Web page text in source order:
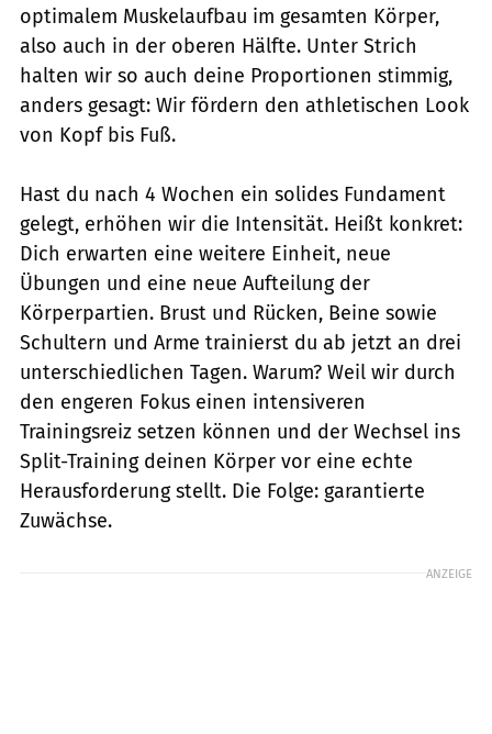
optimalem Muskelaufbau im gesamten Körper,
also auch in der oberen Hälfte. Unter Strich
halten wir so auch deine Proportionen stimmig,
anders gesagt: Wir fördern den athletischen Look
von Kopf bis Fuß.
Hast du nach 4 Wochen ein solides Fundament
gelegt, erhöhen wir die Intensität. Heißt konkret:
Dich erwarten eine weitere Einheit, neue
Übungen und eine neue Aufteilung der
Körperpartien. Brust und Rücken, Beine sowie
Schultern und Arme trainierst du ab jetzt an drei
unterschiedlichen Tagen. Warum? Weil wir durch
den engeren Fokus einen intensiveren
Trainingsreiz setzen können und der Wechsel ins
Split-Training deinen Körper vor eine echte
Herausforderung stellt. Die Folge: garantierte
Zuwächse.
ANZEIGE